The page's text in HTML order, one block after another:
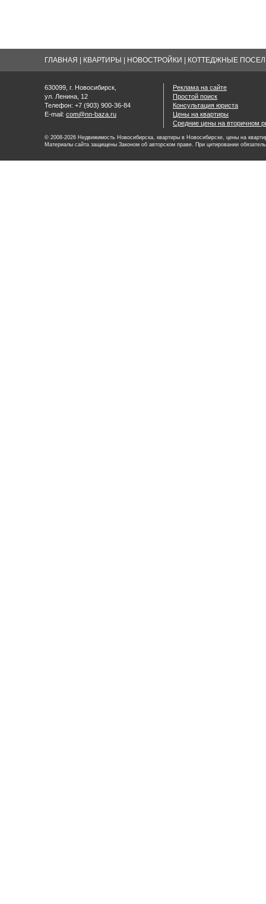
ГЛАВНАЯ КВАРТИРЫ НОВОСТРОЙКИ КОТТЕДЖНЫЕ
630099, г. Новосибирск,
ул. Ленина, 12
Телефон: +7 (903) 900-36-84
E-mail: com@nn-baza.ru
Реклама на сайте
Простой поиск
Консультация юриста
Цены на квартиры
Средние цены на вторичном
© 2008-2026 Недвижимость Новосибирска, квартиры в Новосибирске, цены на
Материалы сайта защищены Законом об авторском праве. При цитировании